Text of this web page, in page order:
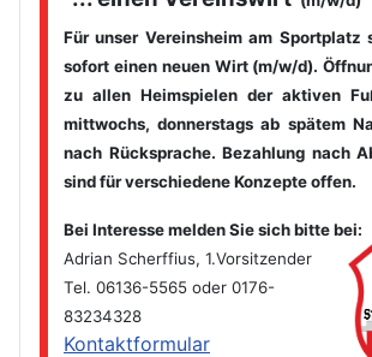
Für unser Vereinsheim am Sportplatz
sofort einen neuen Wirt (m/w/d).
zu allen Heimspielen der aktiven
mittwochs, donnerstags ab spätem
nach Rücksprache. Bezahlung nach
sind für verschiedene Konzepte offen.
Bei Interesse melden Sie sich bitte bei:
Adrian Scherffius, 1.Vorsitzender
Tel. 06136-5565 oder 0176-
83234328
Kontaktformular